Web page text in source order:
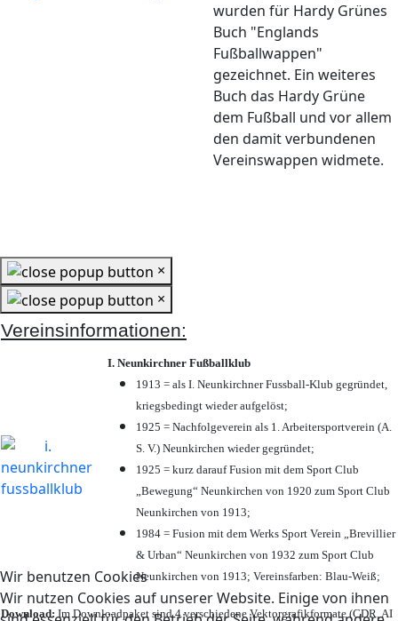
Wir benutzen Cookies
Wir nutzen Cookies auf unserer Website. Einige von ihnen
wurden für Hardy Grünes
Buch "Englands
Fußballwappen"
gezeichnet. Ein weiteres
Buch das Hardy Grüne
dem Fußball und vor allem
den damit verbundenen
Vereinswappen widmete.
×
×
Vereinsinformationen:
I. Neunkirchner Fußballklub
1913 = als I. Neunkirchner Fussball-Klub gegründet,
kriegsbedingt wieder aufgelöst;
1925 = Nachfolgeverein als 1. Arbeitersportverein (A.
S. V.) Neunkirchen wieder gegründet;
1925 = kurz darauf Fusion mit dem Sport Club
„Bewegung“ Neunkirchen von 1920 zum Sport Club
Neunkirchen von 1913;
1984 = Fusion mit dem Werks Sport Verein „Brevillier
& Urban“ Neunkirchen von 1932 zum Sport Club
Neunkirchen von 1913; Vereinsfarben: Blau-Weiß;
Download: Im Downloadpaket sind 4 verschiedene Vektorgrafikformate (CDR, AI